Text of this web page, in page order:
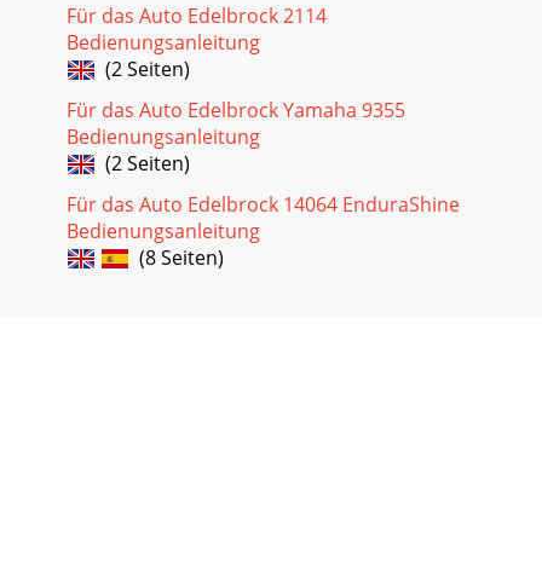
Für das Auto Edelbrock 2114
Bedienungsanleitung
(2 Seiten)
Für das Auto Edelbrock Yamaha 9355
Bedienungsanleitung
(2 Seiten)
Für das Auto Edelbrock 14064 EnduraShine
Bedienungsanleitung
(8 Seiten)